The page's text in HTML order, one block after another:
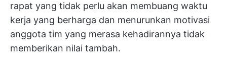
rapat yang tidak perlu akan membuang waktu
kerja yang berharga dan menurunkan motivasi
anggota tim yang merasa kehadirannya tidak
memberikan nilai tambah.